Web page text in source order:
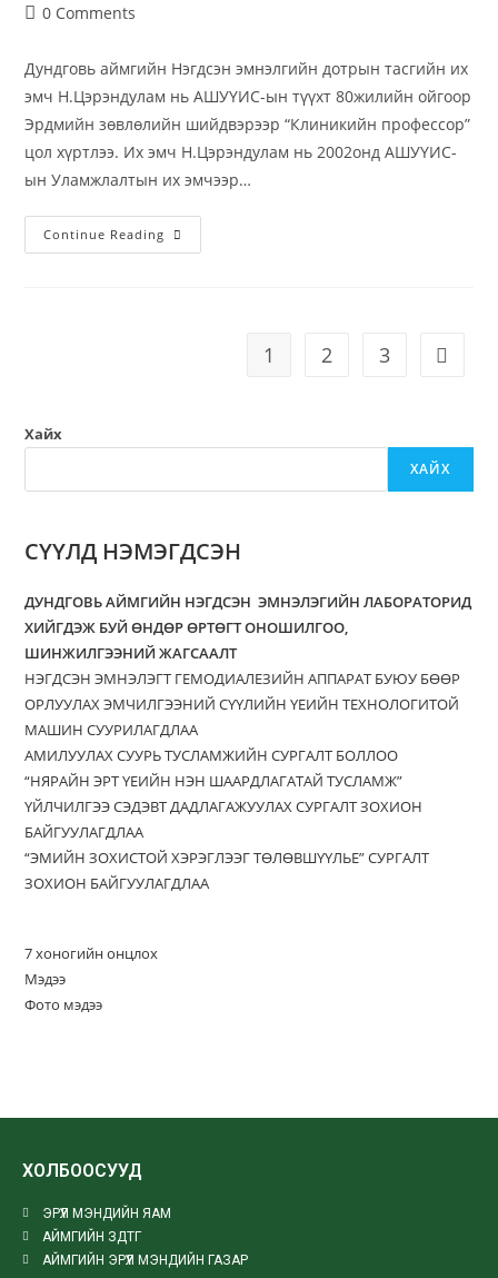
0 Comments
Дундговь аймгийн Нэгдсэн эмнэлгийн дотрын тасгийн их
эмч Н.Цэрэндулам нь АШУҮИС-ын түүхт 80жилийн ойгоор
Эрдмийн зөвлөлийн шийдвэрээр “Клиникийн профессор”
цол хүртлээ. Их эмч Н.Цэрэндулам нь 2002онд АШУҮИС-
ын Уламжлалтын их эмчээр…
Continue Reading
1 2 3
Хайх
ХАЙХ
СҮҮЛД НЭМЭГДСЭН
ДУНДГОВЬ АЙМГИЙН НЭГДСЭН ЭМНЭЛЭГИЙН ЛАБОРАТОРИД
ХИЙГДЭЖ БУЙ ӨНДӨР ӨРТӨГТ ОНОШИЛГОО,
ШИНЖИЛГЭЭНИЙ ЖАГСААЛТ
НЭГДСЭН ЭМНЭЛЭГТ ГЕМОДИАЛЕЗИЙН АППАРАТ БУЮУ БӨӨР
ОРЛУУЛАХ ЭМЧИЛГЭЭНИЙ СҮҮЛИЙН ҮЕИЙН ТЕХНОЛОГИТОЙ
МАШИН СУУРИЛАГДЛАА
АМИЛУУЛАХ СУУРЬ ТУСЛАМЖИЙН СУРГАЛТ БОЛЛОО
“НЯРАЙН ЭРТ ҮЕИЙН НЭН ШААРДЛАГАТАЙ ТУСЛАМЖ”
ҮЙЛЧИЛГЭЭ СЭДЭВТ ДАДЛАГАЖУУЛАХ СУРГАЛТ ЗОХИОН
БАЙГУУЛАГДЛАА
“ЭМИЙН ЗОХИСТОЙ ХЭРЭГЛЭЭГ ТӨЛӨВШҮҮЛЬЕ” СУРГАЛТ
ЗОХИОН БАЙГУУЛАГДЛАА
7 хоногийн онцлох
Мэдээ
Фото мэдээ
ХОЛБООСУУД
ЭРҮҮЛ МЭНДИЙН ЯАМ
АЙМГИЙН ЗДТГ
АЙМГИЙН ЭРҮҮЛ МЭНДИЙН ГАЗАР